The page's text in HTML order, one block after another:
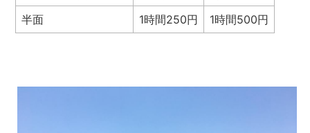
半面
1時間250円 1時間500円